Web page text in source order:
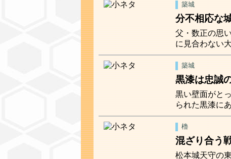
築城
分不相応な
父・数正の思
に見合わない
築城
黒漆は忠誠
黒い壁面がと
られた黒漆に
櫓
混ざり合う
松本城天守の